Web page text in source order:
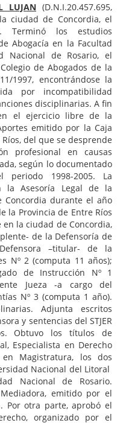
LUJAN (D.N.I.20.457.695,
ciudad de Concordia, el
Terminó los estudios
Abogacía en la Facultad
Nacional de Rosario, el
de Abogados de la
1997, encontrándose la
por incompatibilidad
disciplinarias. A fin
el ejercicio libre de la
emitido por la Caja
del que se desprende
profesional en causas
según lo documentado
1998-2005. La
la Asesoría Legal de la
Concordia durante el año
la Provincia de Entre Ríos
la ciudad de Concordia,
de la Defensoría de
–titular- de la
Nº 2 (computa 11 años);
de Instrucción Nº 1
Jueza -a cargo del
Nº 3 (computa 1 año).
Adjunta escritos
y sentencias del STJER
Obtuvo los títulos de
Especialista en Derecho
en Magistratura, los dos
Nacional del Litoral
Nacional de Rosario.
emitido por el
Por otra parte, aprobó el
organizado por el